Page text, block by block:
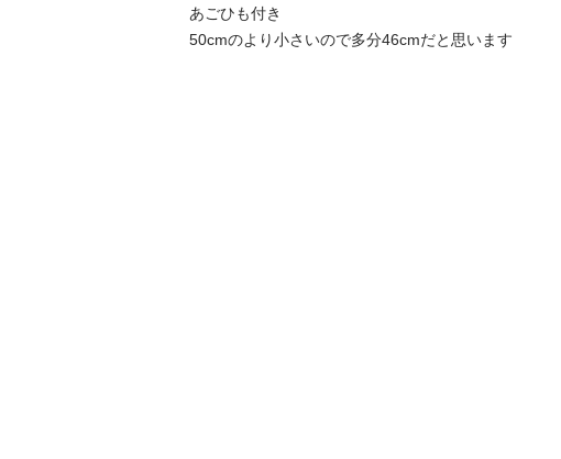
あごひも付き
50cmのより小さいので多分46cmだと思います